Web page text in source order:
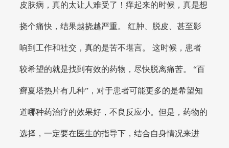
皮肤病，真的太让人难受了！痒起来的时候，真是想
挠个痛快，结果越挠越严重。 红肿、脱皮、甚至影
响到工作和社交，真的是苦不堪言。 这时候，患者
较希望的就是找到有效的药物，尽快脱离痛苦。 “百
癣夏塔热片有几种”，对于患者可能更多的是希望知
道哪种药治疗的效果好，不良反应小。但是，药物的
选择，一定要在医生的指导下，结合自身情况来进